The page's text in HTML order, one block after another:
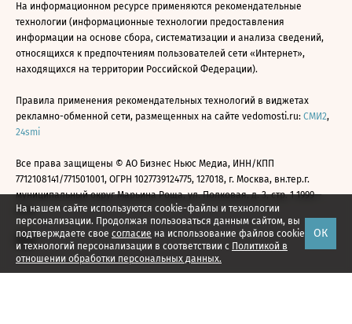
На нашем сайте используются cookie-файлы и технологии
персонализации. Продолжая пользоваться данным сайтом, вы
подтверждаете свое согласие на использование файлов cookie
и технологий персонализации в соответствии с Политикой в
отношении обработки персональных данных.
ОК
На информационном ресурсе применяются рекомендательные
технологии (информационные технологии предоставления
информации на основе сбора, систематизации и анализа сведений,
относящихся к предпочтениям пользователей сети «Интернет»,
находящихся на территории Российской Федерации).
Правила применения рекомендательных технологий в виджетах
рекламно-обменной сети, размещенных на сайте vedomosti.ru: СМИ2,
24smi
Все права защищены © АО Бизнес Ньюс Медиа, ИНН/КПП
7712108141/771501001, ОГРН 1027739124775, 127018, г. Москва, вн.тер.г.
муниципальный округ Марьина Роща, ул. Полковая, д. 3, стр. 1 1999—
2026